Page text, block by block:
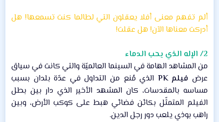
ألم تفهم معنى أفلا يعقلون التي لطالما كنت تسمعها! هل
أدركت معناها الآن! هل عقلت!
2/ الإله الذي يحب الدماء
من المشاهد الهامة في السينما العالميّة والتي كانت في سياق
عرض فيلم PK
الذي مُنع من التداول في عدّة بلدان بسبب
مساسه بالمقدسات، كان المشهد الأخير الذي دار بين بطل
الفيلم المتمثّل بكائن فضائي هبط على كوكب الأرض، وبين
راهب بوذي يلعب دور رجل الدين.​